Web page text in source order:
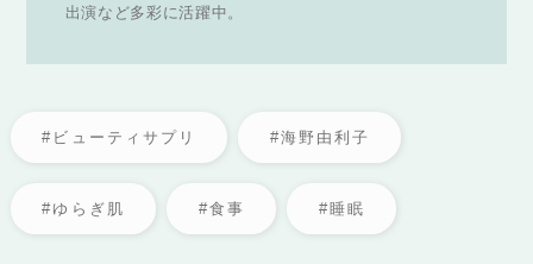
出演など多彩に活躍中。
#ビューティサプリ #海野由利子
#ゆらぎ肌 #食事 #睡眠